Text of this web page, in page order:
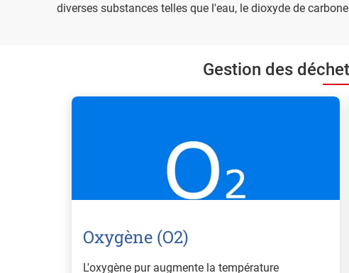
diverses substances telles que l'eau, le dioxyde de
Gestion des
Oxygène (O2)
L'oxygène pur augmente la température